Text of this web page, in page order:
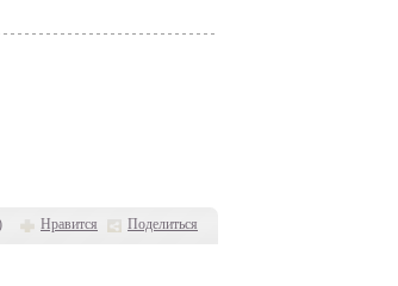
Нравится Поделиться